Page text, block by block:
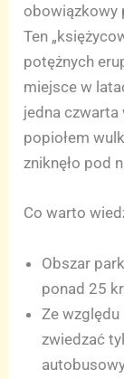
obowiązkowy
Ten
potężnych
miejsce w
jedna czwarta
popiołem
zniknęło pod
Co warto
Obszar
ponad 25
Ze względu
zwiedzać